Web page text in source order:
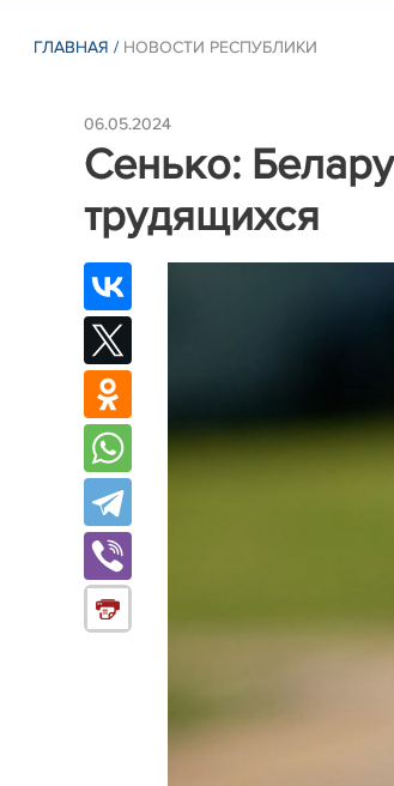
ГЛАВНАЯ / НОВОСТИ РЕСПУБЛИКИ
06.05.2024
Сенько:
трудящихся